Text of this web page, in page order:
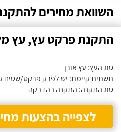
השוואת מחירים
התקנת פרקט עץ, עץ
סוג העץ: עץ אורן
תשתית קיימת: יש לפרק פרקט/שטיח
סוג התקנה: התקנה בהדבקה
לצפייה בהצעות